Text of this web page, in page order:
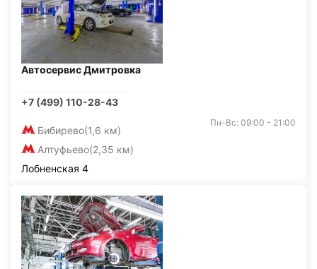
Автосервис Дмитровка
+7 (499) 110-28-43
Бибирево(1,6 км)
Алтуфьево(2,35 км)
Пн-Вс: 09:00 - 21:00
Лобненская 4